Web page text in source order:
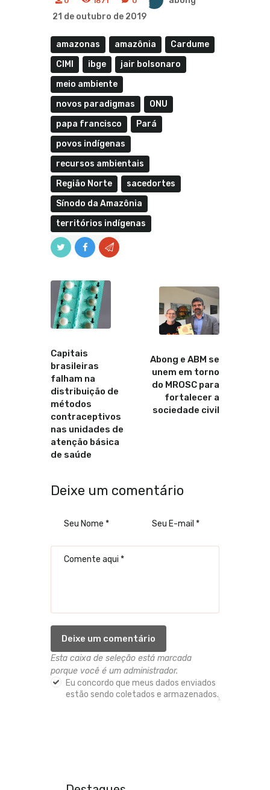
21 de outubro de 2019
amazonas amazônia
Cardume
CIMI
ibge
jair bolsonaro
meio ambiente
novos paradigmas
ONU
papa francisco
Pará
povos indígenas
recursos ambientais
Região Norte
sacedortes
Sínodo da Amazônia
territórios indígenas
Capitais
brasileiras
falham na
distribuição de
métodos
contraceptivos
nas unidades de
atenção básica
de saúde
Abong e ABM se
unem em torno
do MROSC para
fortalecer a
sociedade civil
Deixe um comentário
Esta caixa de seleção está marcada
porque você é um administrador.
Eu concordo que meus dados enviados
estão sendo coletados e armazenados.